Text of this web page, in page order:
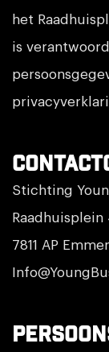
het
is
Stichting
Raadhuisplein
7811 AP